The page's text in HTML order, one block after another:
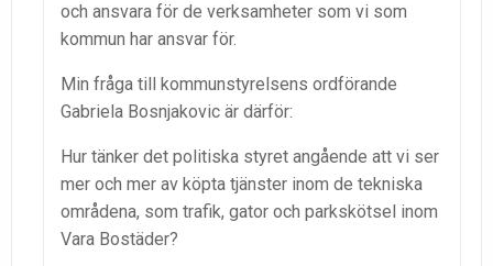
och ansvara för de verksamheter som vi som
kommun har ansvar för.
Min fråga till kommunstyrelsens ordförande
Gabriela Bosnjakovic är därför:
Hur tänker det politiska styret angående att vi ser
mer och mer av köpta tjänster inom de tekniska
områdena, som trafik, gator och parkskötsel inom
Vara Bostäder?